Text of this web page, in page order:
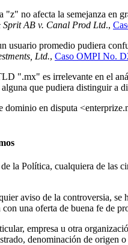
no afecta la semejanza en
AB v. Canal Prod Ltd.,
usuario promedio pudiera
Ltd., Caso OMPI No.
".mx" es irrelevante en el
que pudiera distinguir a
dominio en disputa
la Política, cualquiera de las
aviso de la controversia,
una oferta de buena fe de
empresa u otra
denominación de origen o